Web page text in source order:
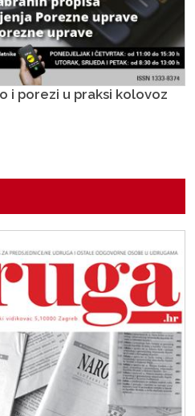
i porezi u praksi kolovoz